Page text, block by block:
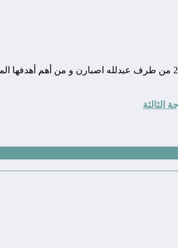
مدونة تقنية يوجد مقرها في المغرب, و قد تم تأسيسها في سنة